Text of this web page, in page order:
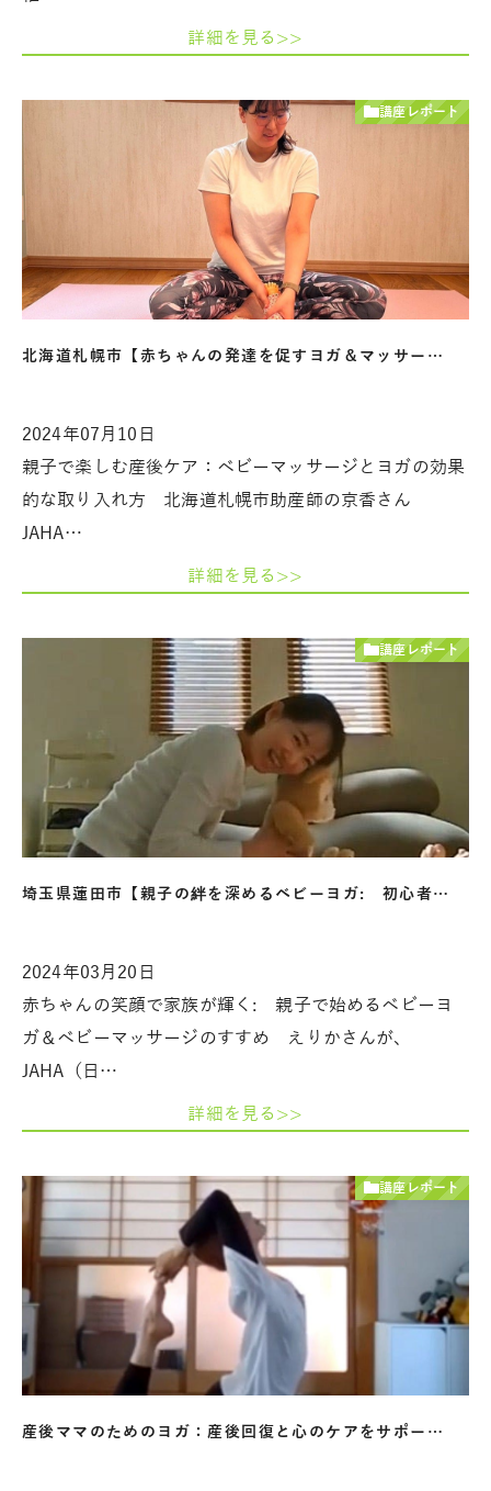
詳細を見る>>
講座レポート
北海道札幌市【赤ちゃんの発達を促すヨガ＆マッサー…
2024年07月10日
親子で楽しむ産後ケア：ベビーマッサージとヨガの効果
的な取り入れ方 北海道札幌市助産師の京香さん
JAHA…
詳細を見る>>
講座レポート
埼玉県蓮田市【親子の絆を深めるベビーヨガ: 初心者…
2024年03月20日
赤ちゃんの笑顔で家族が輝く: 親子で始めるベビーヨ
ガ＆ベビーマッサージのすすめ えりかさんが、
JAHA（日…
詳細を見る>>
講座レポート
産後ママのためのヨガ：産後回復と心のケアをサポー…